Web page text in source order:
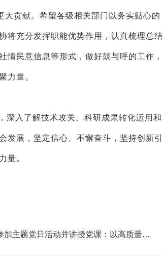
大贡献。希望各级相关部门以务实贴心的
将充分发挥职能优势作用，认真梳理总结
民意信息等形式，做好鼓与呼的工作，
力量。
深入了解技术攻关、科研成果转化运用和
发展，坚定信心、不懈奋斗，坚持创新引
量。
加主题党日活动并讲授党课：以高质量政